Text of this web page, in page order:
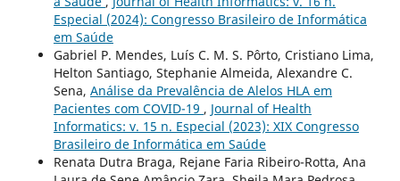
Especial (2024): Congresso Brasileiro de Informática
em Saúde
Gabriel P. Mendes, Luís C. M. S. Pôrto, Cristiano Lima,
Helton Santiago, Stephanie Almeida, Alexandre C.
Sena, Análise da Prevalência de Alelos HLA em
Pacientes com COVID-19 , Journal of Health
Informatics: v. 15 n. Especial (2023): XIX Congresso
Brasileiro de Informática em Saúde
Renata Dutra Braga, Rejane Faria Ribeiro-Rotta, Ana